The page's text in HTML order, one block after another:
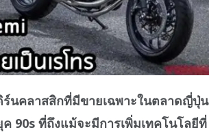
ร์นคลาสสิกที่มีขายเฉพาะในตลาดญี่ปุ่น
90s ที่ถึงแม้จะมีการเพิ่มเทคโนโลยีที่